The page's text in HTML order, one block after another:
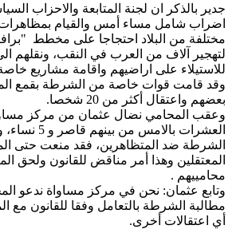
جدير بالذكر ان لجنة المتابعة والاحزاب
اضراب شامل مساء أمس والقيام
مختلفة من البلاد احتجاجا على مخطط
لتهجير آلاف من العرب في النقب، ونقلهم
للاستيلاء على اراضيهم واقامة مشاريع خاصة
وقد قامت قوات خاصة من الشرطة بقمع
بعضهم واعتقال أكثر من 20 شخصا.
وعقب المحامي نضال عثمان من مركز
العشرات
الشرطة ضد المتظاهرين، فقد منعت حتى
المعتقلين وهذا أمر مناقض للقانون ولحق
محامييهم .
وتابع عثمان: نحن في مركز مساواة ندعو
مطالبة الشرطة بالتعامل وفقا للقانون مع
أي اعتقالات أخرى.